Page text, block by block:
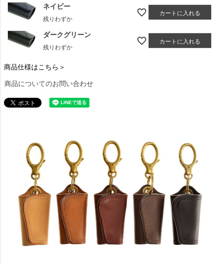
ネイビー
残りわずか
カートに入れる
ダークグリーン
残りわずか
カートに入れる
商品仕様はこちら＞
商品についてのお問い合わせ